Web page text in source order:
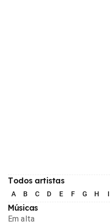
Todos artistas
A B C D E F G H I
Músicas
Em alta